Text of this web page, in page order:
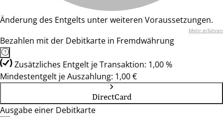
Änderung des Entgelts unter weiteren Voraussetzungen.
Mehr erfahren
Bezahlen mit der Debitkarte in Fremdwährung
Zusätzliches Entgelt je Transaktion: 1,00 %
Mindestentgelt je Auszahlung: 1,00 €
DirectCard
Ausgabe einer Debitkarte